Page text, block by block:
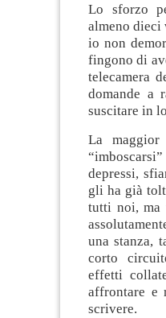
Lo sforzo
almeno dieci
io non
fingono di
telecamera
domande a
suscitare in
La
depressi,
gli ha già
tutti noi, ma
una stanza,
corto
effetti
affrontare e
scrivere.